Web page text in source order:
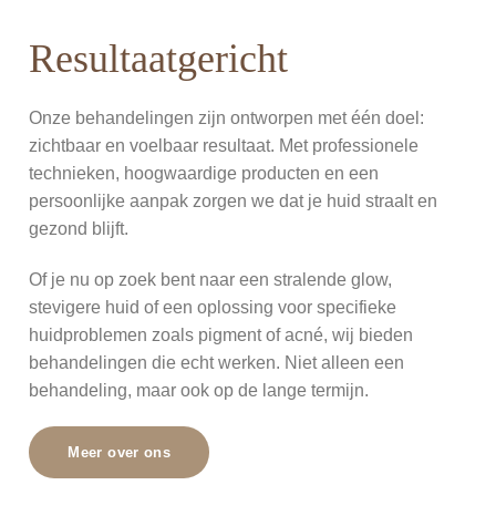
Resultaatgericht
Onze behandelingen zijn ontworpen met één doel:
zichtbaar en voelbaar resultaat. Met professionele
technieken, hoogwaardige producten en een
persoonlijke aanpak zorgen we dat je huid straalt en
gezond blijft.
Of je nu op zoek bent naar een stralende glow,
stevigere huid of een oplossing voor specifieke
huidproblemen zoals pigment of acné, wij bieden
behandelingen die echt werken. Niet alleen een
behandeling, maar ook op de lange termijn.
Meer over ons